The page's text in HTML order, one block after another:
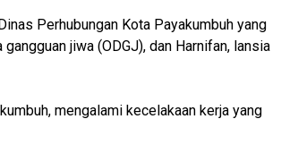
Perhubungan Kota Payakumbuh yang
jiwa (ODGJ), dan Harnifan, lansia
mengalami kecelakaan kerja yang